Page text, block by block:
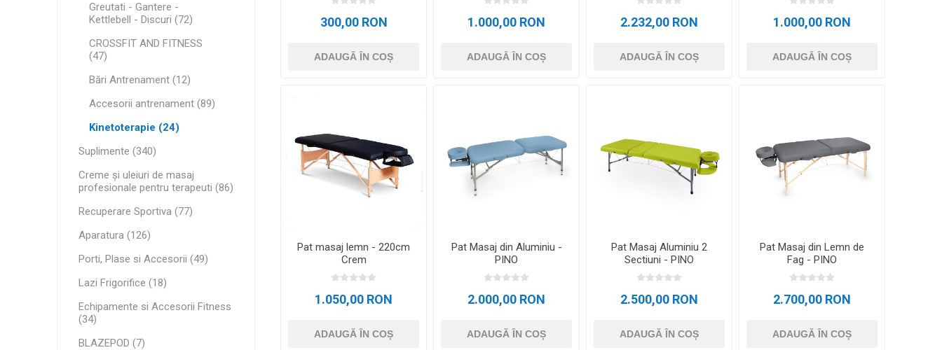
300,00 RON
ADAUGĂ ÎN COȘ
1.000,00 RON
ADAUGĂ ÎN COȘ
2.232,00 RON
ADAUGĂ ÎN COȘ
1.000,00 RON
ADAUGĂ ÎN COȘ
Pat masaj lemn - 220cm
Crem
1.050,00 RON
ADAUGĂ ÎN COȘ
Pat Masaj din Aluminiu -
PINO
2.000,00 RON
ADAUGĂ ÎN COȘ
Pat Masaj Aluminiu 2
Sectiuni - PINO
2.500,00 RON
ADAUGĂ ÎN COȘ
Pat Masaj din Lemn de
Fag - PINO
2.700,00 RON
ADAUGĂ ÎN COȘ
Greutati - Gantere -
Kettlebell - Discuri (72)
CROSSFIT AND FITNESS
(47)
Bări Antrenament (12)
Accesorii antrenament (89)
Kinetoterapie (24)
Suplimente (340)
Creme și uleiuri de masaj
profesionale pentru terapeuti (86)
Recuperare Sportiva (77)
Aparatura (126)
Porti, Plase si Accesorii (49)
Lazi Frigorifice (18)
Echipamente si Accesorii Fitness
(34)
BLAZEPOD (7)